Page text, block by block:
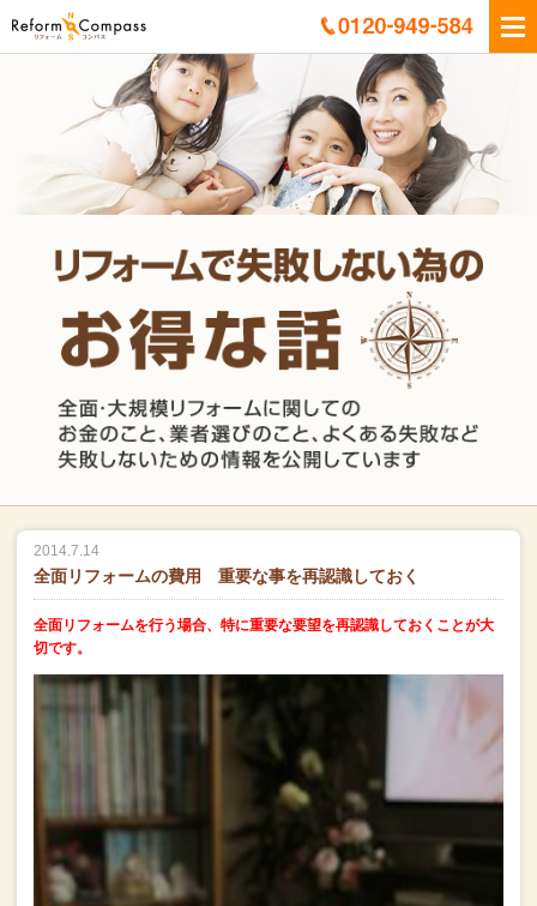
2014.7.14
全面リフォームの費用 重要な事を再認識しておく
全面リフォームを行う場合、特に重要な要望を再認識しておくことが大
切です。